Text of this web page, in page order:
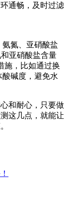
通畅，及时过滤
氮、亚硝酸盐
亚硝酸盐含量
施，比如通过换
碱度，避免水
和耐心，只要做
这几点，就能让